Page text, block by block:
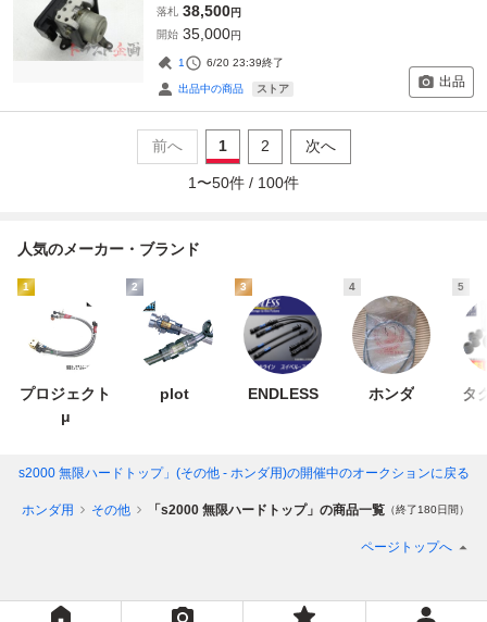
落札 38,500円
開始 35,000円
1 6/20 23:39終了
出品中の商品 ストア 出品
前へ 1 2 次へ
1 〜50件 / 100件
人気のメーカー・ブランド
1
プロジェクト
μ
2
plot
3
ENDLESS
4
ホンダ
5
タ
「s2000 無限ハードトップ」(その他 - ホンダ用)の開催中のオークションに戻る
ホンダ用 その他 「s2000 無限ハードトップ」の商品一覧 （終了180日間）
ページトップへ